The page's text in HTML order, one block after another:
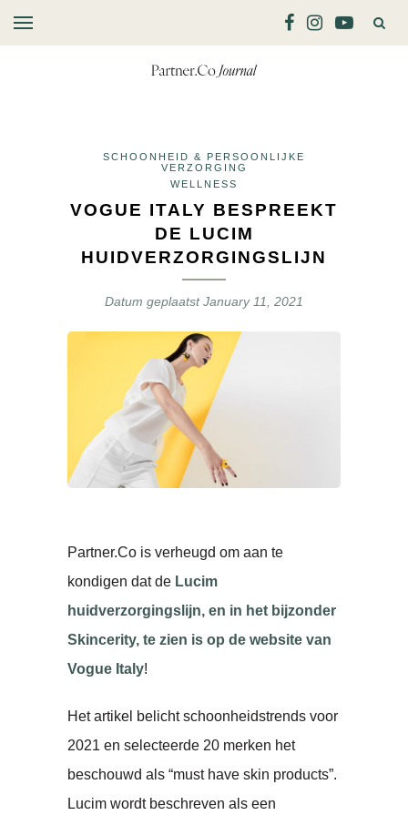
SCHOONHEID & PERSOONLIJKE
VERZORGING
WELLNESS
VOGUE ITALY BESPREEKT
DE LUCIM
HUIDVERZORGINGSLIJN
Datum geplaatstJanuary 11, 2021
Partner.Co is verheugd om aan te
kondigen dat de Lucim
huidverzorgingslijn, en in het bijzonder
Skincerity, te zien is op de website van
Vogue Italy!
Het artikel belicht schoonheidstrends voor
2021 en selecteerde 20 merken het
beschouwd als “must have skin products”.
Lucim wordt beschreven als een